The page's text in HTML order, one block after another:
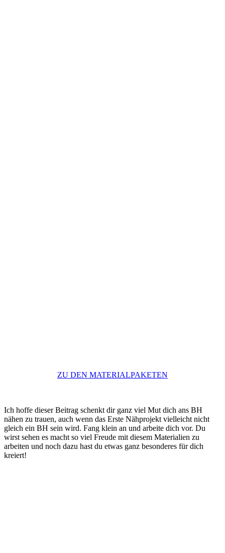
ZU DEN MATERIALPAKETEN
Ich hoffe dieser Beitrag schenkt dir ganz viel Mut dich ans BH
nähen zu trauen, auch wenn das Erste Nähprojekt vielleicht nicht
gleich ein BH sein wird. Fang klein an und arbeite dich vor. Du
wirst sehen es macht so viel Freude mit diesem Materialien zu
arbeiten und noch dazu hast du etwas ganz besonderes für dich
kreiert!